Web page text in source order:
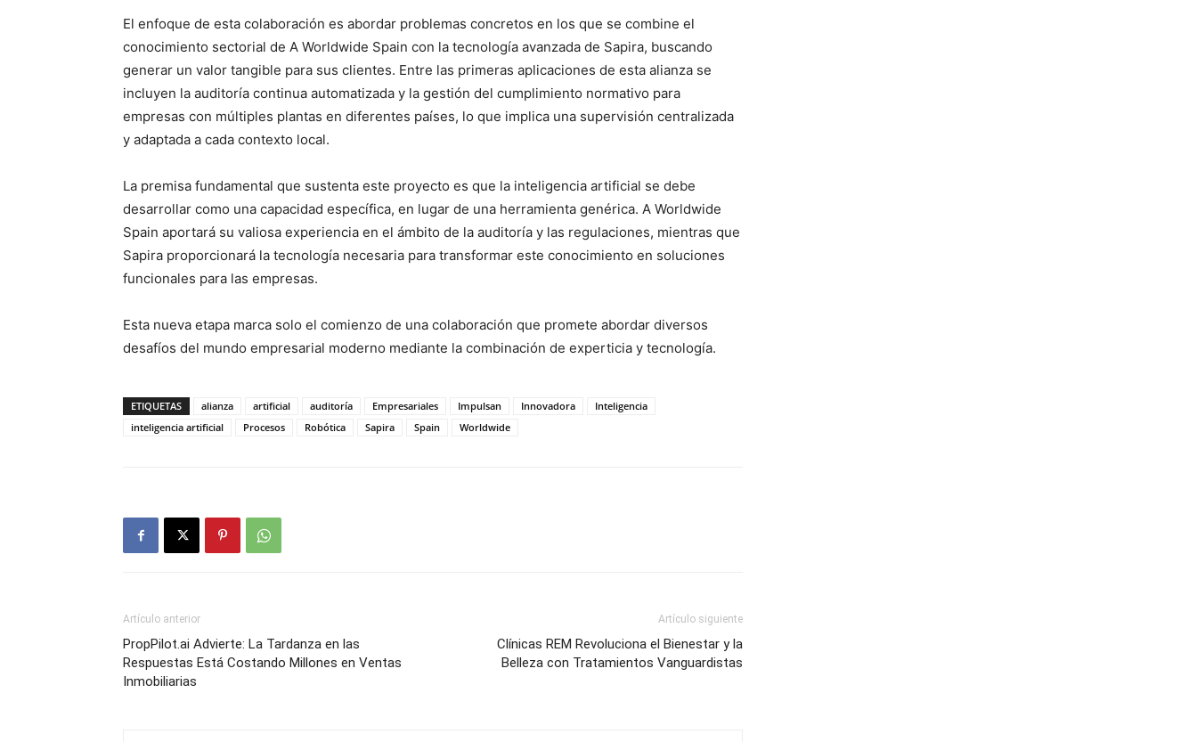
El enfoque de esta colaboración es abordar problemas concretos en los que se combine el
conocimiento sectorial de A Worldwide Spain con la tecnología avanzada de Sapira, buscando
generar un valor tangible para sus clientes. Entre las primeras aplicaciones de esta alianza se
incluyen la auditoría continua automatizada y la gestión del cumplimiento normativo para
empresas con múltiples plantas en diferentes países, lo que implica una supervisión centralizada
y adaptada a cada contexto local.
La premisa fundamental que sustenta este proyecto es que la inteligencia artificial se debe
desarrollar como una capacidad específica, en lugar de una herramienta genérica. A Worldwide
Spain aportará su valiosa experiencia en el ámbito de la auditoría y las regulaciones, mientras que
Sapira proporcionará la tecnología necesaria para transformar este conocimiento en soluciones
funcionales para las empresas.
Esta nueva etapa marca solo el comienzo de una colaboración que promete abordar diversos
desafíos del mundo empresarial moderno mediante la combinación de experticia y tecnología.
ETIQUETAS alianza artificial auditoría Empresariales Impulsan Innovadora
Inteligencia
inteligencia artificial
Procesos Robótica Sapira Spain Worldwide
Artículo anterior
PropPilot.ai Advierte: La Tardanza en las
Respuestas Está Costando Millones en Ventas
Inmobiliarias
Artículo siguiente
Clínicas REM Revoluciona el Bienestar y la
Belleza con Tratamientos Vanguardistas